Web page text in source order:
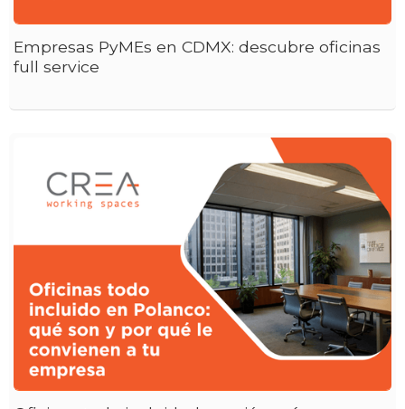
Empresas PyMEs en CDMX: descubre oficinas
full service